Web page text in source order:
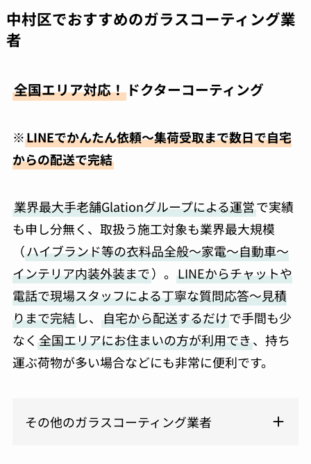
中村区でおすすめのガラスコーティング業
者
全国エリア対応！ドクターコーティング
※LINEでかんたん依頼～集荷受取まで数日で自宅
からの配送で完結
業界最大手老舗Glationグループによる運営で実績
も申し分無く、取扱う施工対象も業界最大規模
（ハイブランド等の衣料品全般～家電～自動車～
インテリア内装外装まで）。 LINEからチャットや
電話で現場スタッフによる丁寧な質問応答～見積
りまで完結し、 自宅から配送するだけで手間も少
なく 全国エリアにお住まいの方が利用でき、持ち
運ぶ荷物が多い場合などにも非常に便利です。
その他のガラスコーティング業者